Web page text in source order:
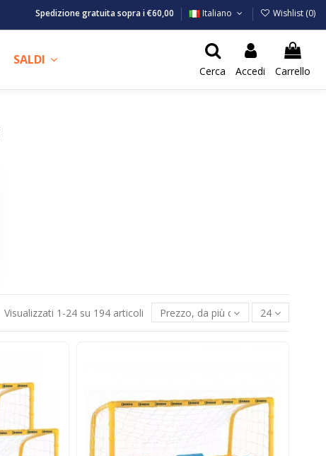
Spedizione gratuita sopra i €60,00 Italiano Wishlist (0)
SALDI
Cerca Accedi Carrello
Visualizzati 1-24 su 194 articoli Prezzo, da più caro a meno caro
24